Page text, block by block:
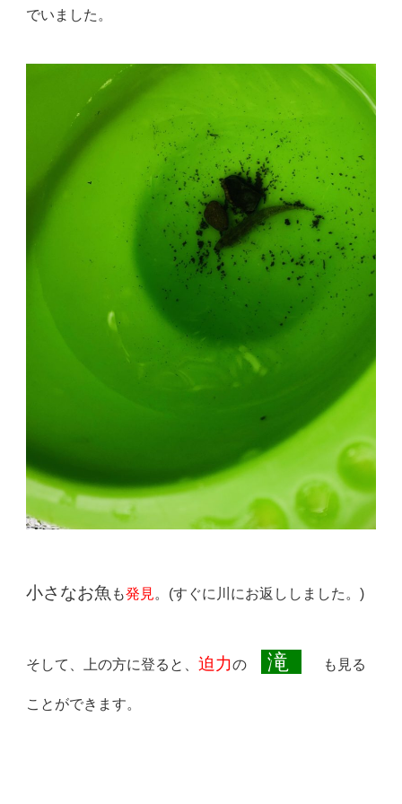
でいました。
小さなお魚 も発見。(すぐに川にお返ししました。)
そして、上の方に登ると、迫力の 滝 も見る
ことができます。